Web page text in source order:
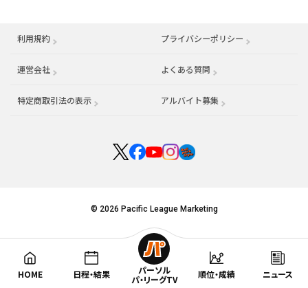
利用規約 プライバシーポリシー
運営会社 （別ウィンドウで開く） よくある質問
特定商取引法の表示 アルバイト募集 （別ウィンドウで開く
© 2026 Pacific League Marketing
HOME 日程・結果
パーソル
パ・リーグTV
順位・成績 ニュース